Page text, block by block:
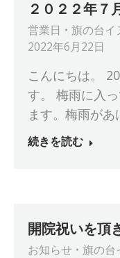
２０２２年７
営業日 旗の台イ
2022年6月22日
こんにちは。
す。 梅雨に入
ます。梅雨が
続きを読む
開院祝いを頂
お知らせ 旗の台